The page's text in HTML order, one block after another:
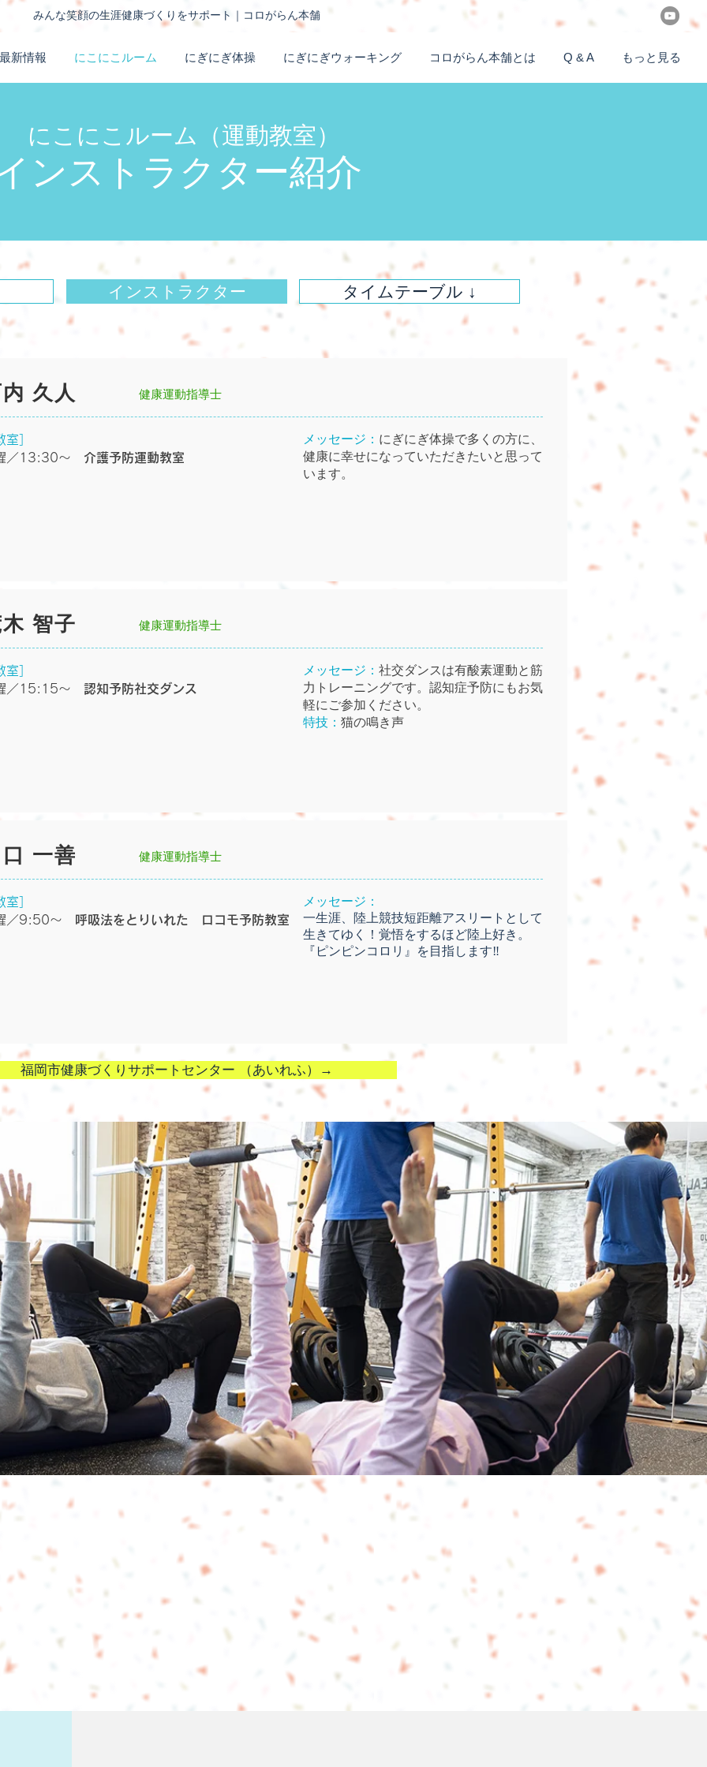
みんな笑顔の生涯健康づくりをサポート｜コロがらん本舗
最新情報 にこにこルーム にぎにぎ体操 にぎにぎウォーキング コロがらん本舗とは Q & A もっと見る
ンストラクター紹介
にこにこルーム（運動教室）
インストラクター タイムテーブル ↓
久人 健康運動指導士
室］
／13:30〜 介護予防運動教室
メッセージ： にぎにぎ体操で多くの方に、
健康に幸せになっていただきたいと思って
います。
智子 健康運動指導士
室］
／15:15〜 認知予防社交ダンス
メッセージ： 社交ダンスは有酸素運動と筋
力トレーニングです。認知症予防にもお気
軽にご参加ください。
特技： 猫の鳴き声
一善 健康運動指導士
室］
／9:50〜
呼吸法をとりいれた ロコモ予防教室
メッセージ：
一生涯、陸上競技短距離アスリートとして
生きてゆく！覚悟をするほど陸上好き。
『ピンピンコロリ』を目指します‼︎
福岡市健康づくりサポートセンター （あいれふ）→